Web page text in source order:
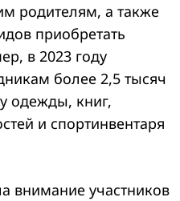
родителям, а также
приобретать
в 2023 году
более 2,5 тысяч
одежды, книг,
и спортинвентаря
внимание участников